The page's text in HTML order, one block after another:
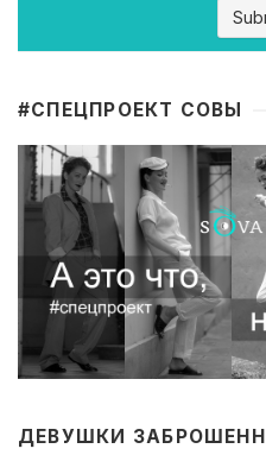
#CПЕЦПРОЕКТ СОВЫ
ДЕВУШКИ